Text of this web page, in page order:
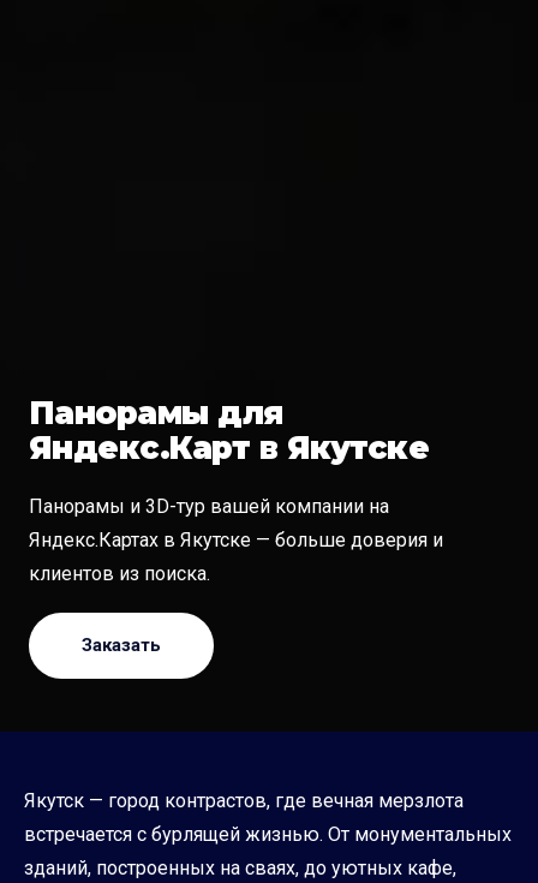
Панорамы для
Яндекс.Карт в Якутске
Панорамы и 3D-тур вашей компании на
Яндекс.Картах в Якутске — больше доверия и
клиентов из поиска.
Заказать
Якутск — город контрастов, где вечная мерзлота
встречается с бурлящей жизнью. От монументальных
зданий, построенных на сваях, до уютных кафе,